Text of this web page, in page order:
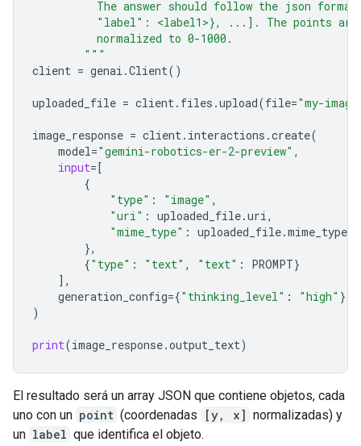
The answer should follow the json
"label": <label1>}, ...]. The points
          normalized to 0-1000.
        """
client = genai .Client()
uploaded_file = client. files .upload(file="my-
image_response = client. interactions .create(
model="gemini-robotics-er-2-preview" ,
input=[
{
"type" : "image" ,
"uri" : uploaded_file.uri,
"mime_type" : uploaded_file.mime_type
},
{"type" : "text" , "text" : PROMPT}
],
generation_config={"thinking_level" : "high" },
)
print(image_response.output_text)
El resultado será un array JSON que contiene objetos, cada
uno con un point (coordenadas [y, x] normalizadas) y
un label que identifica el objeto.